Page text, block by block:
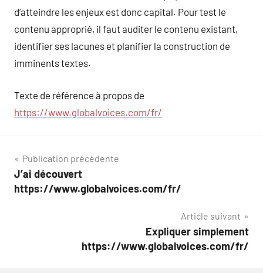
d’atteindre les enjeux est donc capital. Pour test le
contenu approprié, il faut auditer le contenu existant,
identifier ses lacunes et planifier la construction de
imminents textes.
Texte de référence à propos de
https://www.globalvoices.com/fr/
Navigation
de
Publication précédente
J’ai découvert
https://www.globalvoices.com/fr/
Article suivant
Expliquer simplement
https://www.globalvoices.com/fr/